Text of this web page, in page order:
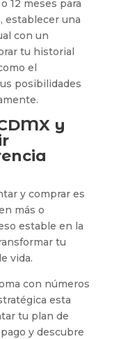
12 meses para
establecer una
con un
tu historial
el
posibilidades
y
y comprar es
más o
estable en la
tu
vida.
con números
esta
tu plan de
y descubre